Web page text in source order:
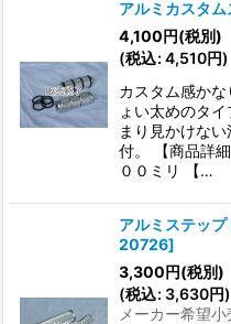
アルミカスタム
4,100円(税別)
(税込: 4,510円)
カスタム感か
ょい太めのタ
まり見かけな
付。 【商品詳
００ミリ 【…
アルミステッ
20726]
3,300円(税別)
(税込: 3,630円)
メーカー希望小